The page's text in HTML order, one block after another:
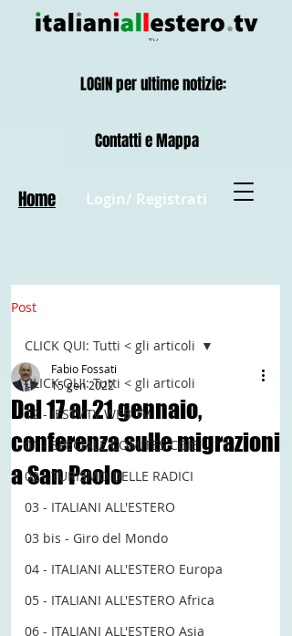
Login/ Registrati
Contatti e Mappa
Home
LOGIN per ultime notizie:
Post
CLICK QUI: Tutti < gli articoli
12 - IESTV.TV WEB TV
01 - SPECIALE COMITES CGIE
02 - TURISMO DELLE RADICI
03 - ITALIANI ALL'ESTERO
03 bis - Giro del Mondo
04 - ITALIANI ALL'ESTERO Europa
05 - ITALIANI ALL'ESTERO Africa
06 - ITALIANI ALL'ESTERO Asia
CLICK QUI: Tutti < gli articoli
Dal 17 al 21 gennaio,
conferenza sulle migrazioni
a San Paolo
Fabio Fossati
15 gen 2022